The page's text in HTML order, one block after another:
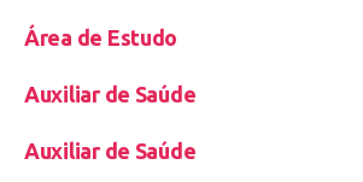
Área de Estudo
Auxiliar de Saúde
Auxiliar de Saúde